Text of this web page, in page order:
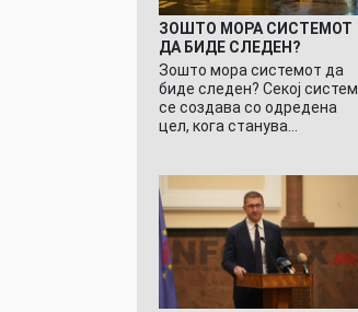
ЗОШТО МОРА СИСТЕМОТ
ДА БИДЕ СЛЕДЕН?
Зошто мора системот да
биде следен? Секој систем
се создава со одредена
цел, кога станува…